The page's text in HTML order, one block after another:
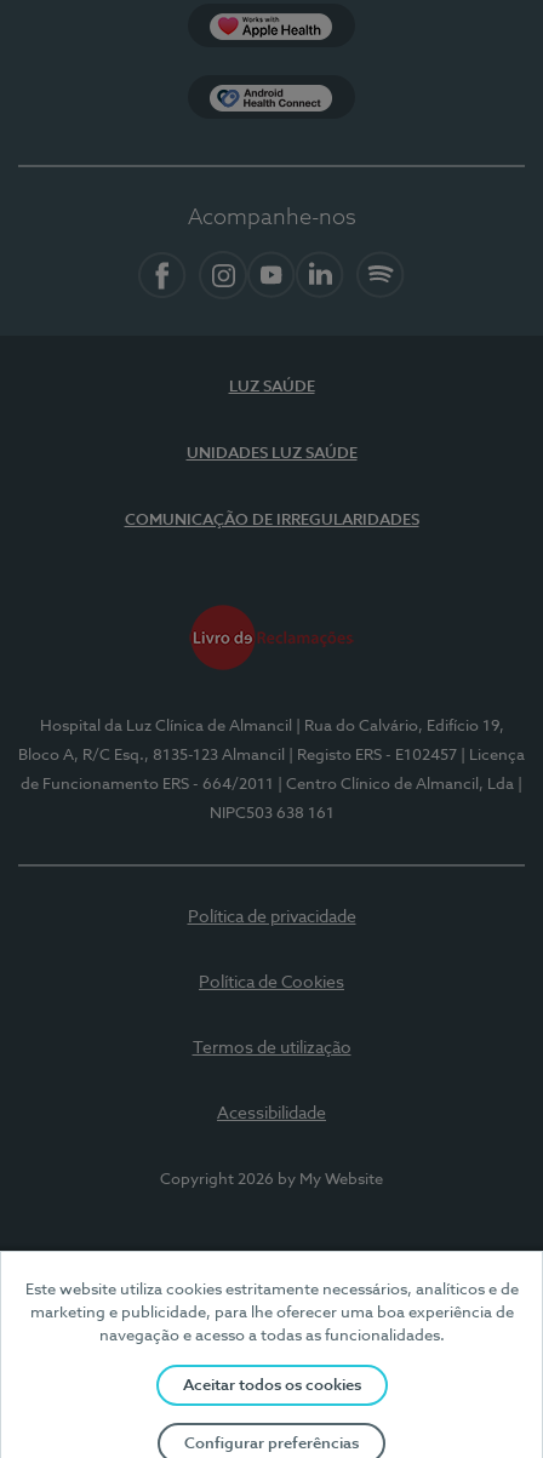
Este website utiliza cookies estritamente necessários, analíticos e de
marketing e publicidade, para lhe oferecer uma boa experiência de
navegação e acesso a todas as funcionalidades.
Aceitar todos os cookies
Configurar preferências
Acompanhe-nos
LUZ SAÚDE
UNIDADES LUZ SAÚDE
COMUNICAÇÃO DE IRREGULARIDADES
Hospital da Luz Clínica de Almancil
| Rua do Calvário, Edifício 19,
Bloco A, R/C Esq., 8135-123 Almancil
| Registo ERS - E102457
| Licença
de Funcionamento ERS - 664/2011
| Centro Clínico de Almancil, Lda
NIPC503 638 161
Política de privacidade
Política de Cookies
Termos de utilização
Acessibilidade
Copyright 2026 by My Website